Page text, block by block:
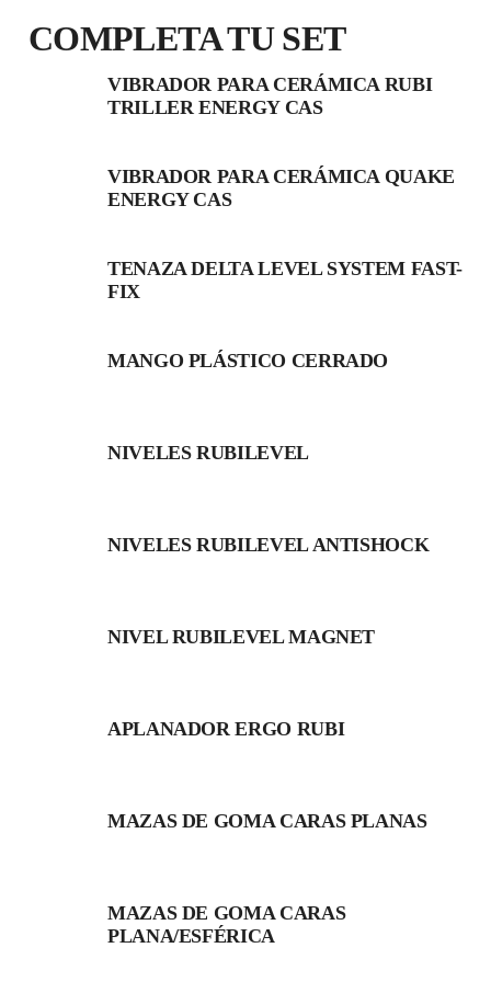
COMPLETA TU SET
VIBRADOR PARA CERÁMICA RUBI
TRILLER ENERGY CAS
VIBRADOR PARA CERÁMICA QUAKE
ENERGY CAS
TENAZA DELTA LEVEL SYSTEM FAST-
FIX
MANGO PLÁSTICO CERRADO
NIVELES RUBILEVEL
NIVELES RUBILEVEL ANTISHOCK
NIVEL RUBILEVEL MAGNET
APLANADOR ERGO RUBI
MAZAS DE GOMA CARAS PLANAS
MAZAS DE GOMA CARAS
PLANA/ESFÉRICA